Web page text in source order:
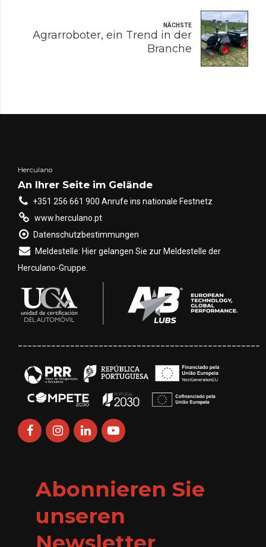
NÄCHSTE
Agrarroboter, ein Trend in der
Branche
Herculano
An Ihrer Seite im Gelände
+351 256 661 900 Anrufe ins nationale Festnetz
www.herculano.pt
Datenschutzbestimmungen
Meldestelle: Hier gelangen Sie zur Meldestelle der
Herculano-Gruppe.
Abonnieren Sie
unseren